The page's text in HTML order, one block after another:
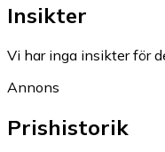
Insikter
Vi har inga insikter för
Annons
Prishistorik